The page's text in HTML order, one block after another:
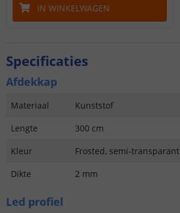
IN WINKELWAGEN
Specificaties
Afdekkap
Materiaal
Kunststof
Lengte
300 cm
Kleur
Frosted, semi-transparant
Dikte
2 mm
Led profiel